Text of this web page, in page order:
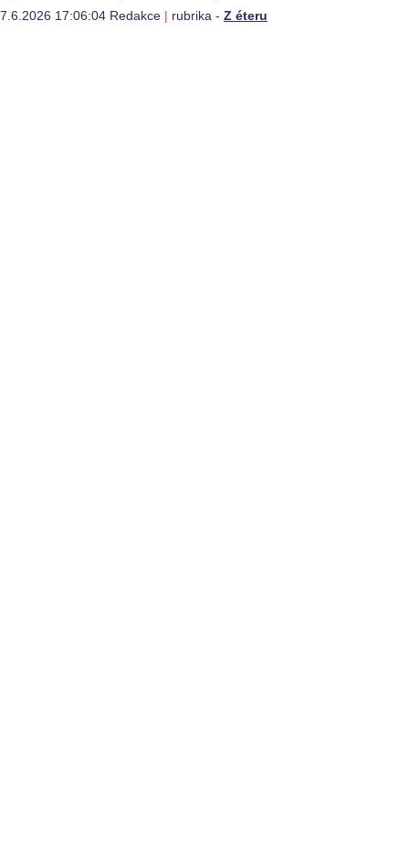
7.6.2026 17:06:04 Redakce rubrika - Z éteru